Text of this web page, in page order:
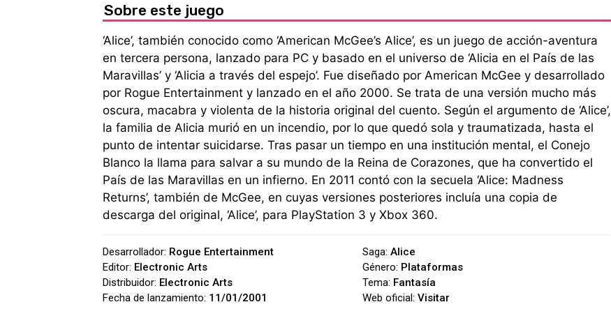
Sobre este juego
‘Alice’, también conocido como ‘American McGee’s Alice’, es un juego de acción-aventura
en tercera persona, lanzado para PC y basado en el universo de ‘Alicia en el País de las
Maravillas’ y ‘Alicia a través del espejo’. Fue diseñado por American McGee y desarrollado
por Rogue Entertainment y lanzado en el año 2000. Se trata de una versión mucho más
oscura, macabra y violenta de la historia original del cuento. Según el argumento de ‘Alice’,
la familia de Alicia murió en un incendio, por lo que quedó sola y traumatizada, hasta el
punto de intentar suicidarse. Tras pasar un tiempo en una institución mental, el Conejo
Blanco la llama para salvar a su mundo de la Reina de Corazones, que ha convertido el
País de las Maravillas en un infierno. En 2011 contó con la secuela ‘Alice: Madness
Returns’, también de McGee, en cuyas versiones posteriores incluía una copia de
descarga del original, ‘Alice’, para PlayStation 3 y Xbox 360.
Desarrollador: Rogue Entertainment
Editor: Electronic Arts
Distribuidor: Electronic Arts
Fecha de lanzamiento: 11/01/2001
Saga:Alice
Género: Plataformas
Tema: Fantasía
Web oficial:Visitar